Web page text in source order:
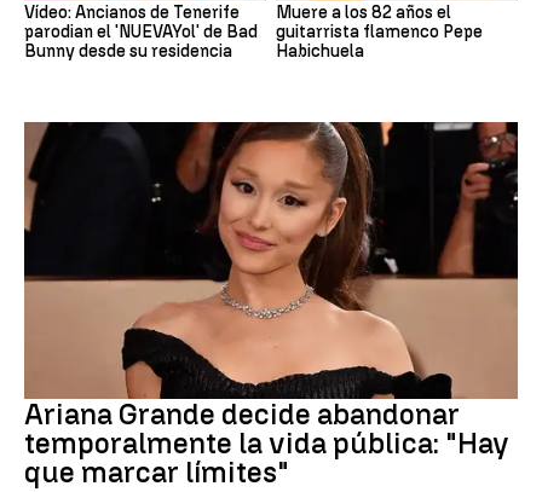
Vídeo: Ancianos de Tenerife
parodian el 'NUEVAYol' de Bad
Bunny desde su residencia
Muere a los 82 años el
guitarrista flamenco Pepe
Habichuela
Ariana Grande decide abandonar
temporalmente la vida pública: "Hay
que marcar límites"